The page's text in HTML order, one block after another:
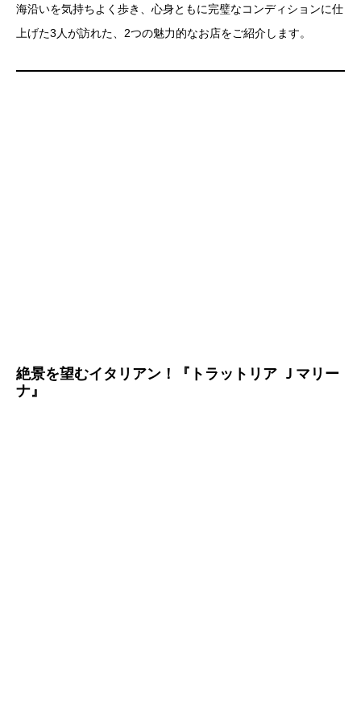
▶️https://t.co/bQ6gP0Fvoe
海沿いを気持ちよく歩き、心身ともに完璧なコンディションに仕
上げた3人が訪れた、2つの魅力的なお店をご紹介します。
絶景を望むイタリアン！『トラットリア Ｊマリー
ナ』